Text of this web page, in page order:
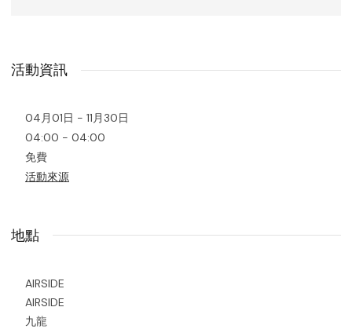
活動資訊
04月01日 - 11月30日
04:00 - 04:00
免費
活動來源
地點
AIRSIDE
AIRSIDE
九龍